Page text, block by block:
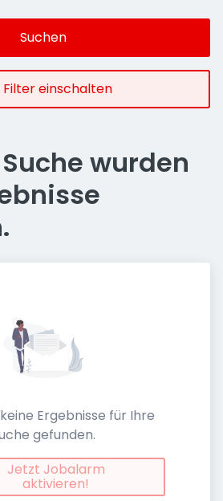
Suchen
Filter einschalten
wurden
Ergebnisse für Ihre
gefunden.
Jetzt Jobalarm
aktivieren!